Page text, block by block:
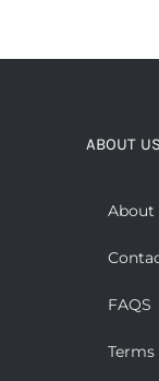
ABOUT US
About
FAQS
Terms